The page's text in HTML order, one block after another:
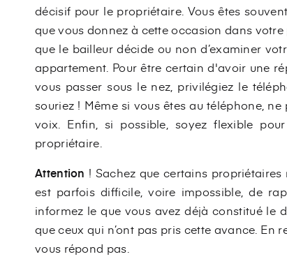
décisif pour le propriétaire. Vous êtes
que vous donnez à cette occasion dans
que le bailleur décide ou non d’examiner
appartement. Pour être certain d'avoir une
vous passer sous le nez, privilégiez le
souriez ! Même si vous êtes au téléphone,
voix. Enfin, si possible, soyez flexible
propriétaire.
Attention ! Sachez que certains
est parfois difficile, voire impossible, de
informez le que vous avez déjà constitué le
que ceux qui n’ont pas pris cette avance. En
vous répond pas.